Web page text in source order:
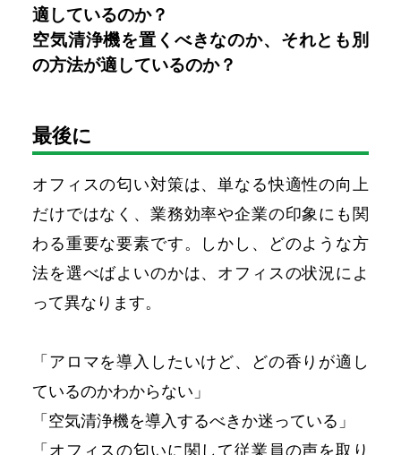
適しているのか？
空気清浄機を置くべきなのか、それとも別
の方法が適しているのか？
最後に
オフィスの匂い対策は、単なる快適性の向上
だけではなく、業務効率や企業の印象にも関
わる重要な要素です。しかし、どのような方
法を選べばよいのかは、オフィスの状況によ
って異なります。
「アロマを導入したいけど、どの香りが適し
ているのかわからない」
「空気清浄機を導入するべきか迷っている」
「オフィスの匂いに関して従業員の声を取り